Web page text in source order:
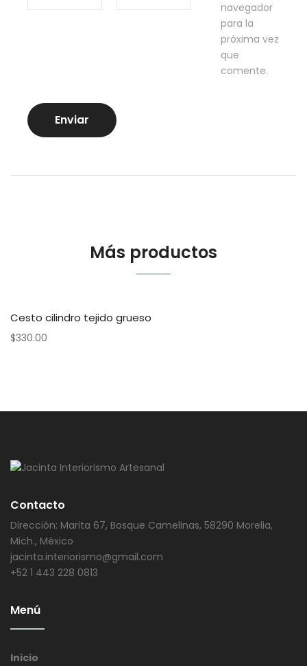
navegador
para la
próxima vez
que
comente.
Más productos
Cesto cilindro tejido grueso
$330.00
Contacto
Dirección: Marita 67, Bosque Camelinas, 58290 Morelia,
Mich., México
jacinta.interiorismo@gmail.com
+52 1 443 228 0813
Menú
Inicio